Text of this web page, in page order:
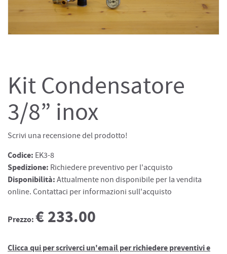
Kit Condensatore
3/8” inox
Scrivi una recensione del prodotto!
Codice: EK3-8
Spedizione: Richiedere preventivo per l'acquisto
Disponibilità: Attualmente non disponibile per la vendita
online. Contattaci per informazioni sull'acquisto
Prezzo:€ 233.00
Clicca qui per scriverci un'email per richiedere preventivi e